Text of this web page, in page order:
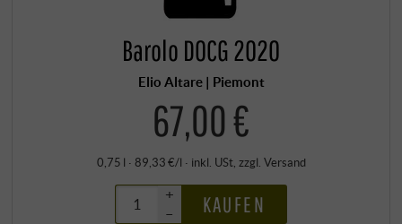
Barolo DOCG 2020
Elio Altare | Piemont
67,00 €
0,75 l · 89,33 €/l · inkl. USt, zzgl. Versand
+
–
KAUFEN